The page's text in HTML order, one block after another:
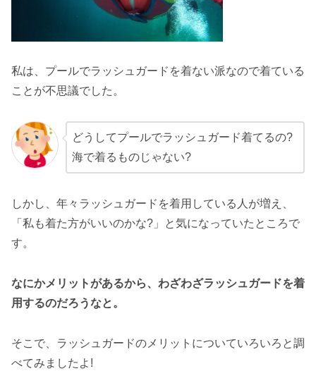
私は、プールでラッシュガードを着ない派なので着ている
ことが不思議でした。
どうしてプールでラッシュガード着てるの?
海で着るものじゃない?
しかし、年々ラッシュガードを着用している人が増え、
「私も着た方がいいのかな?」と気になっていたところで
す。
なにかメリットがあるから、わざわざラッシュガードを着
用するのだろうなと。
そこで、ラッシュガードのメリットについていろいろと調
べてみましたよ!